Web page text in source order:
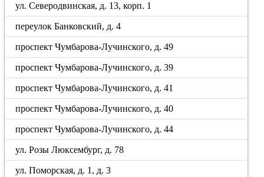
ул. Северодвинская, д. 13, корп. 1
переулок Банковский, д. 4
проспект Чумбарова-Лучинского, д. 49
проспект Чумбарова-Лучинского, д. 39
проспект Чумбарова-Лучинского, д. 41
проспект Чумбарова-Лучинского, д. 40
проспект Чумбарова-Лучинского, д. 44
ул. Розы Люксембург, д. 78
ул. Поморская, д. 1, д. 3